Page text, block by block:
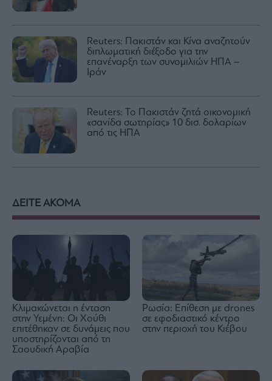
Reuters: Πακιστάν και Κίνα αναζητούν
διπλωματική διέξοδο για την
επανέναρξη των συνομιλιών ΗΠΑ –
Ιράν
Reuters: Το Πακιστάν ζητά οικονομική
«σανίδα σωτηρίας» 10 δισ. δολαρίων
από τις ΗΠΑ
ΔΕΙΤΕ ΑΚΟΜΑ
Κλιμακώνεται η ένταση
στην Υεμένη: Οι Χούθι
επιτέθηκαν σε δυνάμεις που
υποστηρίζονται από τη
Σαουδική Αραβία
Ρωσία: Επίθεση με drones
σε εφοδιαστικό κέντρο
στην περιοχή του Κιέβου